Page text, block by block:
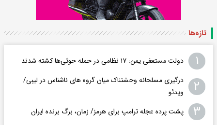
تازه‌ها
۱ دولت مستعفی یمن: ۱۷ نظامی در حمله حوثی‌ها کشته شدند
۲
درگیری مسلحانه وحشتناک میان گروه های ناشناس در لیبی/
ویدئو
۳ پشت پرده عجله ترامپ برای هرمز/ زمان، برگ برنده ایران